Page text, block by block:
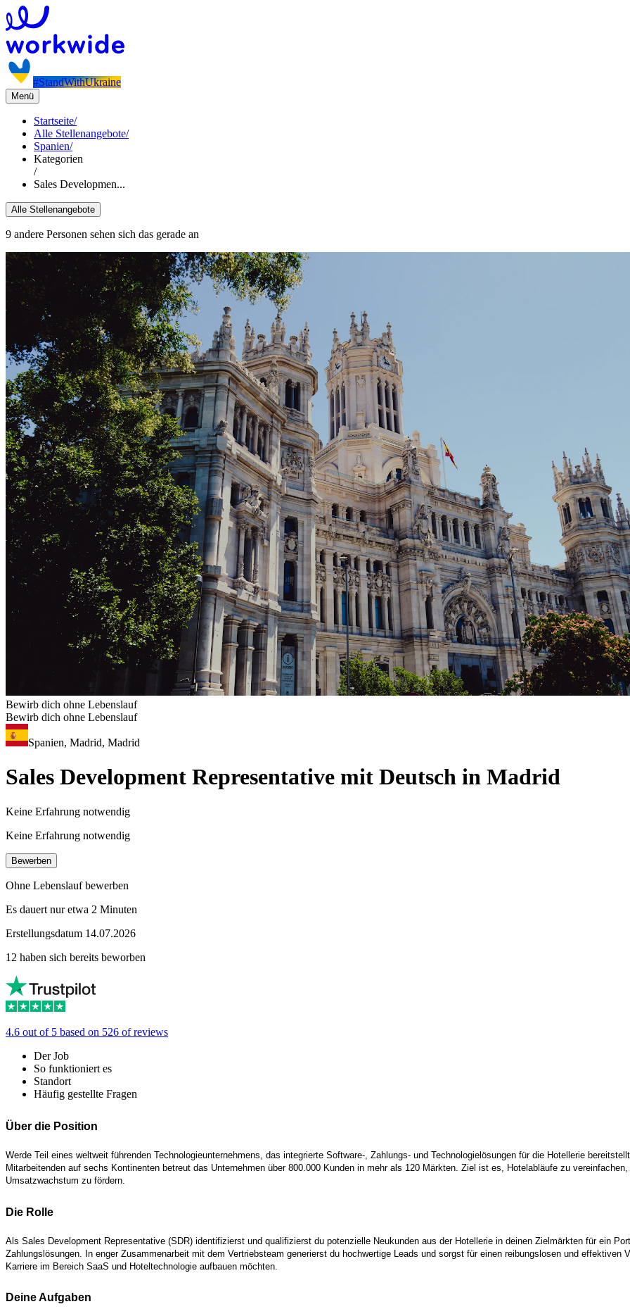
#StandWithUkraine
Menü
Startseite/
Alle Stellenangebote/
Spanien/
Kategorien
/
Sales Developmen...
Alle Stellenangebote
9 andere Personen sehen sich das gerade an
Bewirb dich ohne Lebenslauf
Bewirb dich ohne Lebenslauf
Spanien, Madrid, Madrid
Sales Development Representative mit Deutsch in Madrid
Keine Erfahrung notwendig
Keine Erfahrung notwendig
Bewerben
Ohne Lebenslauf bewerben
Es dauert nur etwa 2 Minuten
Erstellungsdatum 14.07.2026
12 haben sich bereits beworben
4.6 out of 5 based on 526 of reviews
Der Job
So funktioniert es
Standort
Häufig gestellte Fragen
Über die Position
Werde Teil eines weltweit führenden Technologieunternehmens, das integrierte Software-, Zahlungs- und Technologielösungen für die Hotellerie bereitstellt.
Mitarbeitenden auf sechs Kontinenten betreut das Unternehmen über 800.000 Kunden in mehr als 120 Märkten. Ziel ist es, Hotelabläufe zu
Umsatzwachstum zu fördern.
Die Rolle
Als Sales Development Representative (SDR) identifizierst und qualifizierst du potenzielle Neukunden aus der Hotellerie in deinen Zielmärkten für ein
Zahlungslösungen. In enger Zusammenarbeit mit dem Vertriebsteam generierst du hochwertige Leads und sorgst für einen reibungslosen und
Karriere im Bereich SaaS und Hoteltechnologie aufbauen möchten.
Deine Aufgaben